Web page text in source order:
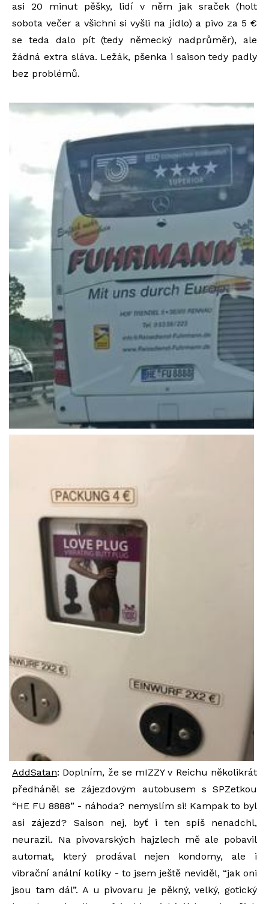
asi 20 minut pěšky, lidí v něm jak sraček (holt
sobota večer a všichni si vyšli na jídlo) a pivo za 5 €
se teda dalo pít (tedy německý nadprůměr), ale
žádná extra sláva. Ležák, pšenka i saison tedy padly
bez problémů.
AddSatan: Doplním, že se mIZZY v Reichu několikrát
předháněl se zájezdovým autobusem s SPZetkou
“HE FU 8888” - náhoda? nemyslím si! Kampak to byl
asi zájezd? Saison nej, byť i ten spíš nenadchl,
neurazil. Na pivovarských hajzlech mě ale pobavil
automat, který prodával nejen kondomy, ale i
vibrační anální kolíky - to jsem ještě neviděl, “jak oni
jsou tam dál”. A u pivovaru je pěkný, velký, gotický